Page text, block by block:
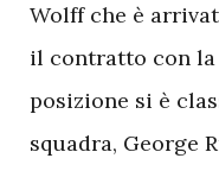
Wolff che è
il contratto con la
posizione si è
squadra, George